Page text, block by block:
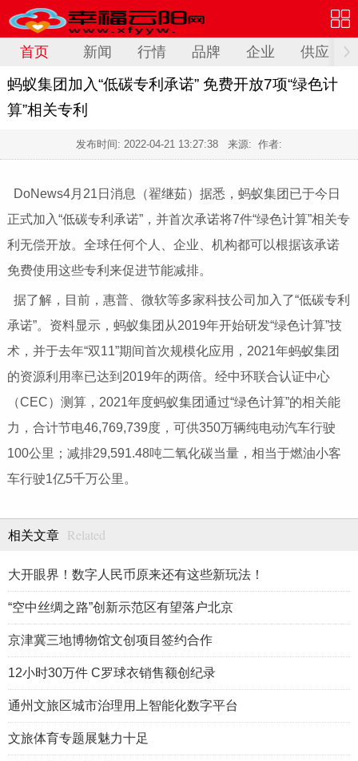
首页 新闻 行情 品牌 企业 供应
蚂蚁集团加入“低碳专利承诺” 免费开放7项“绿色计
算”相关专利
发布时间: 2022-04-21 13:27:38 来源: 作者:
DoNews4月21日消息（翟继茹）据悉，蚂蚁集团已于今日
正式加入“低碳专利承诺”，并首次承诺将7件“绿色计算”相关专
利无偿开放。全球任何个人、企业、机构都可以根据该承诺
免费使用这些专利来促进节能减排。
据了解，目前，惠普、微软等多家科技公司加入了“低碳专利
承诺”。资料显示，蚂蚁集团从2019年开始研发“绿色计算”技
术，并于去年“双11”期间首次规模化应用，2021年蚂蚁集团
的资源利用率已达到2019年的两倍。经中环联合认证中心
（CEC）测算，2021年度蚂蚁集团通过“绿色计算”的相关能
力，合计节电46,769,739度，可供350万辆纯电动汽车行驶
100公里；减排29,591.48吨二氧化碳当量，相当于燃油小客
车行驶1亿5千万公里。
相关文章 Related
大开眼界！数字人民币原来还有这些新玩法！
“空中丝绸之路”创新示范区有望落户北京
京津冀三地博物馆文创项目签约合作
12小时30万件 C罗球衣销售额创纪录
通州文旅区城市治理用上智能化数字平台
文旅体育专题展魅力十足